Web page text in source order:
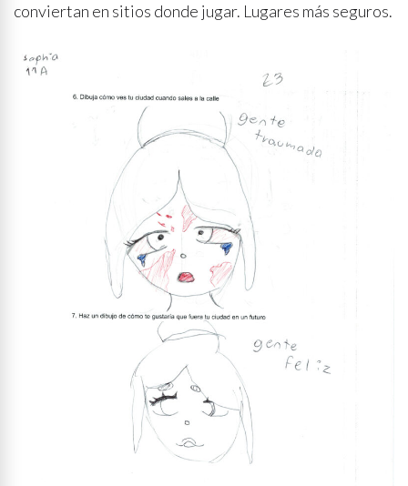
conviertan en sitios donde jugar. Lugares más seguros.